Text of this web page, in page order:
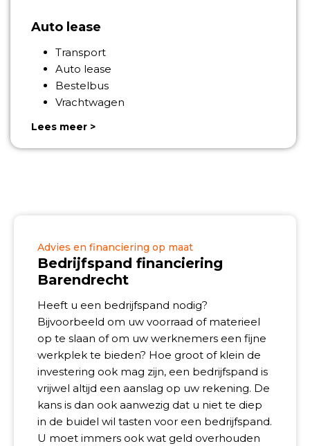
Auto lease
Transport
Auto lease
Bestelbus
Vrachtwagen
Lees meer >
Advies en financiering op maat
Bedrijfspand financiering
Barendrecht
Heeft u een bedrijfspand nodig?
Bijvoorbeeld om uw voorraad of materieel
op te slaan of om uw werknemers een fijne
werkplek te bieden? Hoe groot of klein de
investering ook mag zijn, een bedrijfspand is
vrijwel altijd een aanslag op uw rekening. De
kans is dan ook aanwezig dat u niet te diep
in de buidel wil tasten voor een bedrijfspand.
U moet immers ook wat geld overhouden